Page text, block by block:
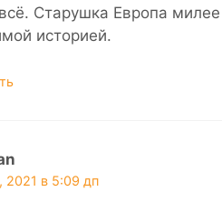
Старушка Европа милее
историей.
2021 в 5:09 дп